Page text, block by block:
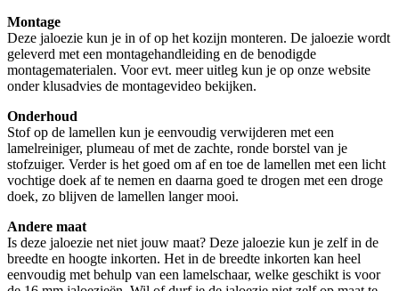
Montage
Deze jaloezie kun je in of op het kozijn monteren. De jaloezie wordt
geleverd met een montagehandleiding en de benodigde
montagematerialen. Voor evt. meer uitleg kun je op onze website
onder klusadvies de montagevideo bekijken.
Onderhoud
Stof op de lamellen kun je eenvoudig verwijderen met een
lamelreiniger, plumeau of met de zachte, ronde borstel van je
stofzuiger. Verder is het goed om af en toe de lamellen met een licht
vochtige doek af te nemen en daarna goed te drogen met een droge
doek, zo blijven de lamellen langer mooi.
Andere maat
Is deze jaloezie net niet jouw maat? Deze jaloezie kun je zelf in de
breedte en hoogte inkorten. Het in de breedte inkorten kan heel
eenvoudig met behulp van een lamelschaar, welke geschikt is voor